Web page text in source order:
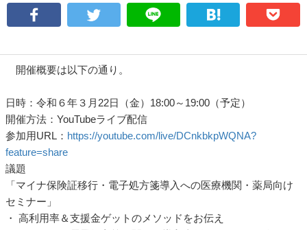
開催概要は以下の通り。
日時：令和６年３月22日（金）18:00～19:00（予定）
開催方法：YouTubeライブ配信
参加用URL： https://youtube.com/live/DCnkbkpWQNA?
feature=share
議題
「マイナ保険証移行・電子処方箋導入への医療機関・薬局向け
セミナー」
・ 高利用率＆支援金ゲットのメソッドをお伝え